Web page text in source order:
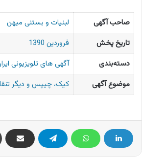
صاحب آگهی
لبنیات و بستنی میهن
تاریخ پخش
فروردین 1390
دسته‌بندی
آگهی های تلویزیونی
موضوع آگهی
کیک، چیپس و دیگر